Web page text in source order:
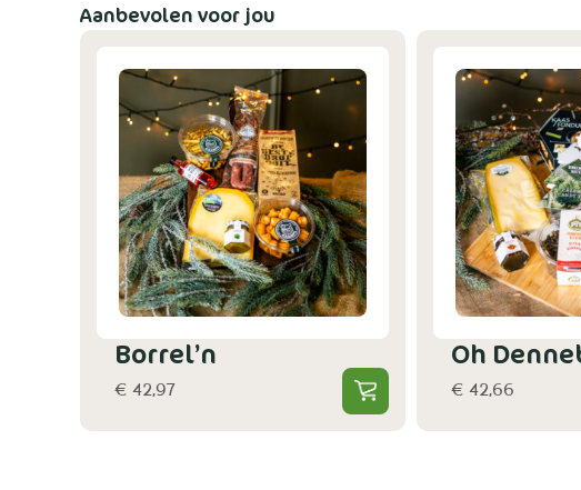
Aanbevolen voor jou
Borrel’n
€ 42,97
Oh
€ 42,66